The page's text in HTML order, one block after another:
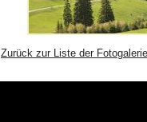
Zurück zur Liste der